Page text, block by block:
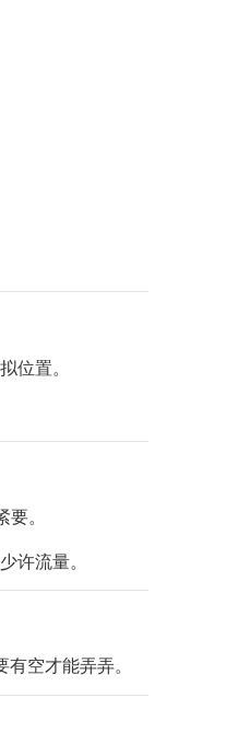
位置。
。
许流量。
空才能弄弄。